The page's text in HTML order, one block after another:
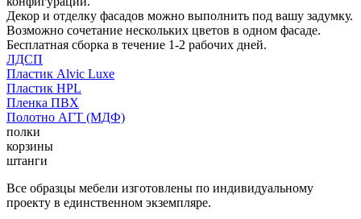
Декор и отделку фасадов можно выполнить под вашу задумку.
Возможно сочетание нескольких цветов в одном фасаде.
Бесплатная сборка в течение 1-2 рабочих дней.
ЛДСП
Пластик Alvic Luxe
Пластик HPL
Пленка ПВХ
Полотно АГТ (МДФ)
полки
корзины
штанги
Все образцы мебели изготовлены по индивидуальному
проекту в единственном экземпляре.